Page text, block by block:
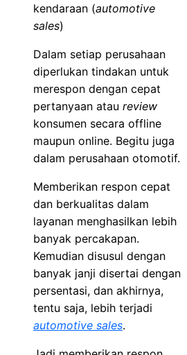
kendaraan (automotive
sales)
Dalam setiap perusahaan
diperlukan tindakan untuk
merespon dengan cepat
pertanyaan atau review
konsumen secara offline
maupun online. Begitu juga
dalam perusahaan otomotif.
Memberikan respon cepat
dan berkualitas dalam
layanan menghasilkan lebih
banyak percakapan.
Kemudian disusul dengan
banyak janji disertai dengan
persentasi, dan akhirnya,
tentu saja, lebih terjadi
automotive sales.